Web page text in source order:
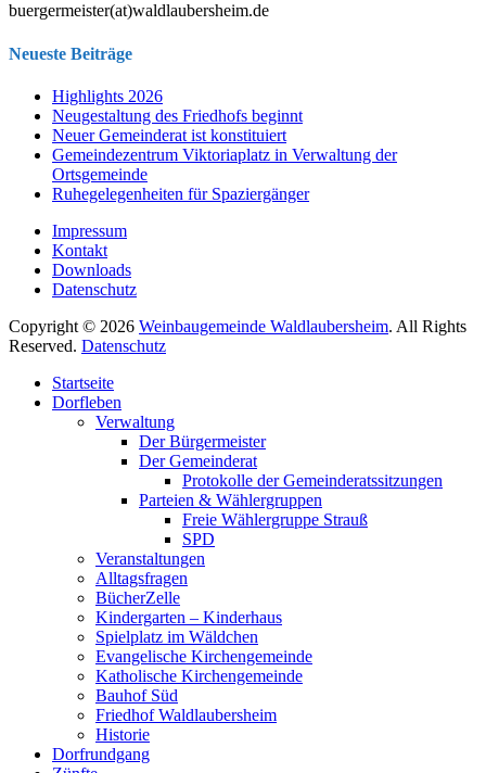
buergermeister(at)waldlaubersheim.de
Neueste Beiträge
Highlights 2026
Neugestaltung des Friedhofs beginnt
Neuer Gemeinderat ist konstituiert
Gemeindezentrum Viktoriaplatz in Verwaltung der
Ortsgemeinde
Ruhegelegenheiten für Spaziergänger
Impressum
Kontakt
Downloads
Datenschutz
Copyright © 2026 Weinbaugemeinde Waldlaubersheim. All Rights
Reserved. Datenschutz
oben
scrollen
Startseite
Dorfleben
Verwaltung
Der Bürgermeister
Der Gemeinderat
Protokolle der Gemeinderatssitzungen
Parteien & Wählergruppen
Freie Wählergruppe Strauß
SPD
Veranstaltungen
Alltagsfragen
BücherZelle
Kindergarten – Kinderhaus
Spielplatz im Wäldchen
Evangelische Kirchengemeinde
Katholische Kirchengemeinde
Bauhof Süd
Friedhof Waldlaubersheim
Historie
Dorfrundgang